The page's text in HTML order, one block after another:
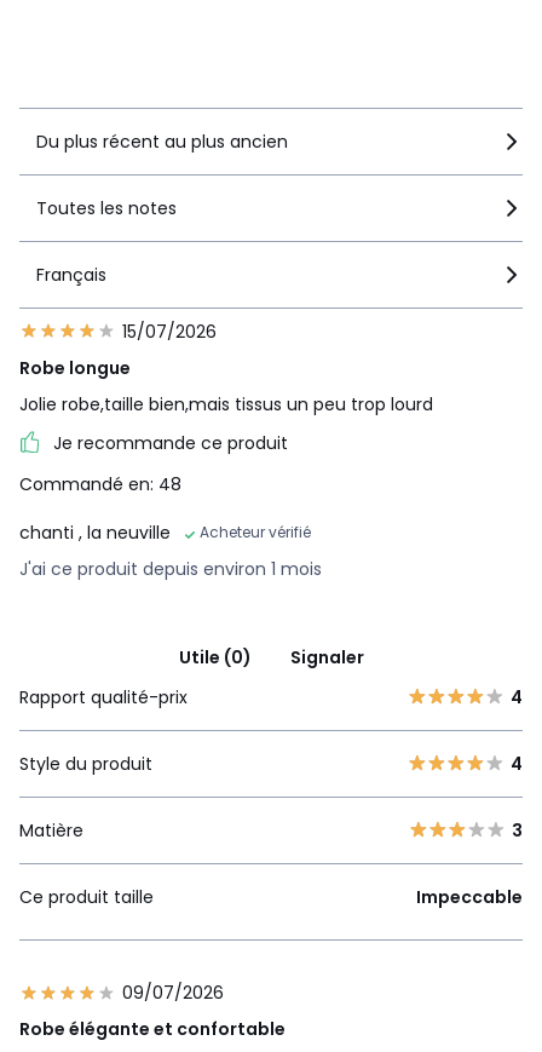
Du plus récent au plus ancien
Toutes les notes
Français
15/07/2026
Robe longue
Jolie robe,taille bien,mais tissus un peu trop lourd
Je recommande ce produit
Commandé en: 48
chanti , la neuville Acheteur vérifié
J'ai ce produit depuis environ 1 mois
Utile (0)
Signaler
Rapport qualité-prix
4
Style du produit 4
Matière 3
Ce produit taille Impeccable
09/07/2026
Robe élégante et confortable